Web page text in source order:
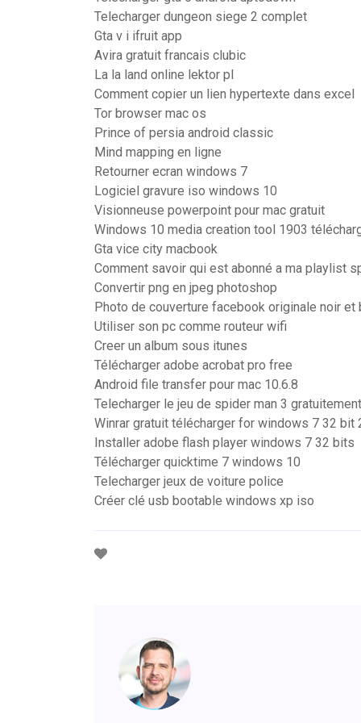
Telecharger dungeon siege 2 complet
Gta v i ifruit app
Avira gratuit francais clubic
La la land online lektor pl
Comment copier un lien hypertexte dans excel
Tor browser mac os
Prince of persia android classic
Mind mapping en ligne
Retourner ecran windows 7
Logiciel gravure iso windows 10
Visionneuse powerpoint pour mac gratuit
Windows 10 media creation tool 1903
Gta vice city macbook
Comment savoir qui est abonné a ma playlist
Convertir png en jpeg photoshop
Photo de couverture facebook originale noir et
Utiliser son pc comme routeur wifi
Creer un album sous itunes
Télécharger adobe acrobat pro free
Android file transfer pour mac 10.6.8
Telecharger le jeu de spider man 3 gratuitement
Winrar gratuit télécharger for windows 7 32 bit
Installer adobe flash player windows 7 32 bits
Télécharger quicktime 7 windows 10
Telecharger jeux de voiture police
Créer clé usb bootable windows xp iso